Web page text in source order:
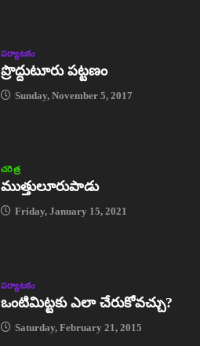
పర్యాటకం
ప్రొద్దుటూరు పట్టణం
Sunday, November 5, 2017
చరిత్ర
ముత్తులూరుపాడు
Friday, January 15, 2021
పర్యాటకం
ఒంటిమిట్టకు ఎలా చేరుకోవచ్చు?
Saturday, February 21, 2015